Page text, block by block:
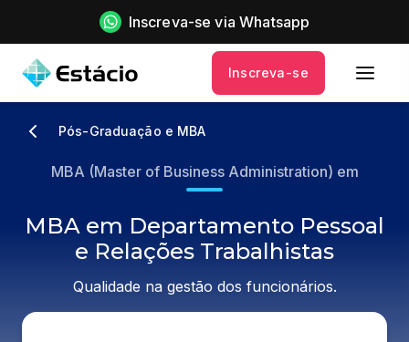
Inscreva-se via Whatsapp
Inscreva-se
Pós-Graduação e MBA
MBA (Master of Business Administration) em
MBA em Departamento Pessoal
e Relações Trabalhistas
Qualidade na gestão dos funcionários.